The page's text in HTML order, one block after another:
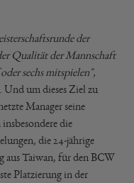
der
Qualität der Mannschaft
sechs mitspielen",
um dieses Ziel zu
Manager seine
die
die 24-jährige
aus Taiwan, für den BCW
Platzierung in der